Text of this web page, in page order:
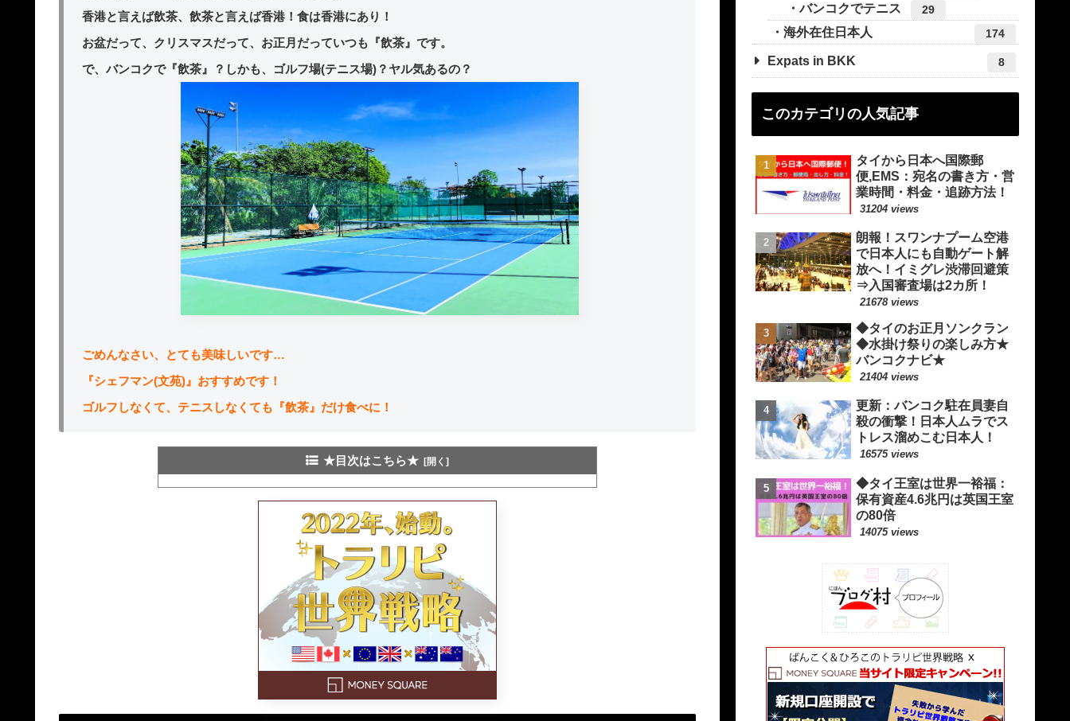
香港と言えば飲茶、飲茶と言えば香港！食は香港にあり！
お盆だって、クリスマスだって、お正月だっていつも『飲茶』です。
で、バンコクで『飲茶』？しかも、ゴルフ場(テニス場)？ヤル気あるの？
ごめんなさい、とても美味しいです…
『シェフマン(文苑)』おすすめです！
ゴルフしなくて、テニスしなくても『飲茶』だけ食べに！
★目次はこちら★
バンコクでテニス 29
海外在住日本人 174
Expats in BKK 8
このカテゴリの人気記事
タイから日本へ国際郵
便,EMS：宛名の書き方・営
業時間・料金・追跡方法！
31204 views
朗報！スワンナプーム空港
で日本人にも自動ゲート解
放へ！イミグレ渋滞回避策
⇒入国審査場は2カ所！
21678 views
◆タイのお正月ソンクラン
◆水掛け祭りの楽しみ方★
バンコクナビ★
21404 views
更新：バンコク駐在員妻自
殺の衝撃！日本人ムラでス
トレス溜めこむ日本人！
16575 views
◆タイ王室は世界一裕福：
保有資産4.6兆円は英国王室
の80倍
14075 views